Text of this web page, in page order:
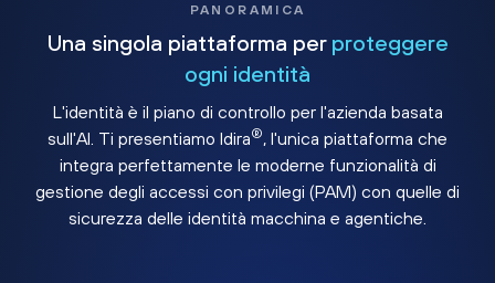
PANORAMICA
Una singola piattaforma per proteggere
ogni identità
L'identità è il piano di controllo per l'azienda basata
sull'AI. Ti presentiamo Idira®, l'unica piattaforma che
integra perfettamente le moderne funzionalità di
gestione degli accessi con privilegi (PAM) con quelle di
sicurezza delle identità macchina e agentiche.